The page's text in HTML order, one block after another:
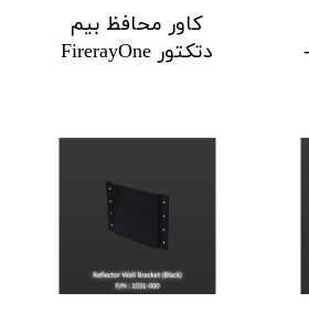
برای رفلکتور | 000-
کاور محافظ بیم
دتکتور FirerayOne